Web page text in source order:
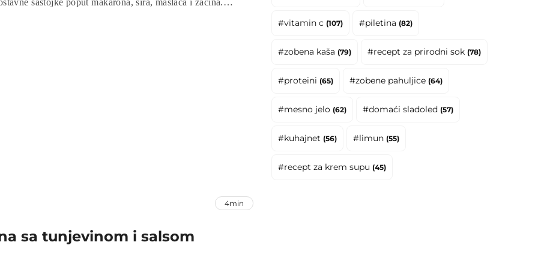
4min
sa tunjevinom i salsom
#vitamin c(107) #piletina(82)
#zobena kaša(79) #recept za prirodni sok(78)
#proteini(65) #zobene pahuljice(64)
#mesno jelo(62) #domaći sladoled(57)
#kuhajnet(56) #limun(55)
#recept za krem supu(45)